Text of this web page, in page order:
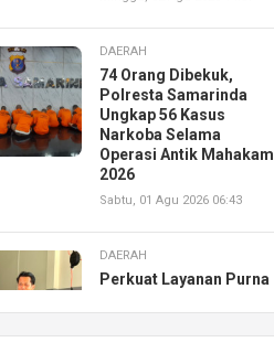
DAERAH
74 Orang Dibekuk,
Polresta Samarinda
Ungkap 56 Kasus
Narkoba Selama
Operasi Antik Mahakam
2026
Sabtu, 01 Agu 2026 06:43
DAERAH
Perkuat Layanan Purna
Resmikan AHASS